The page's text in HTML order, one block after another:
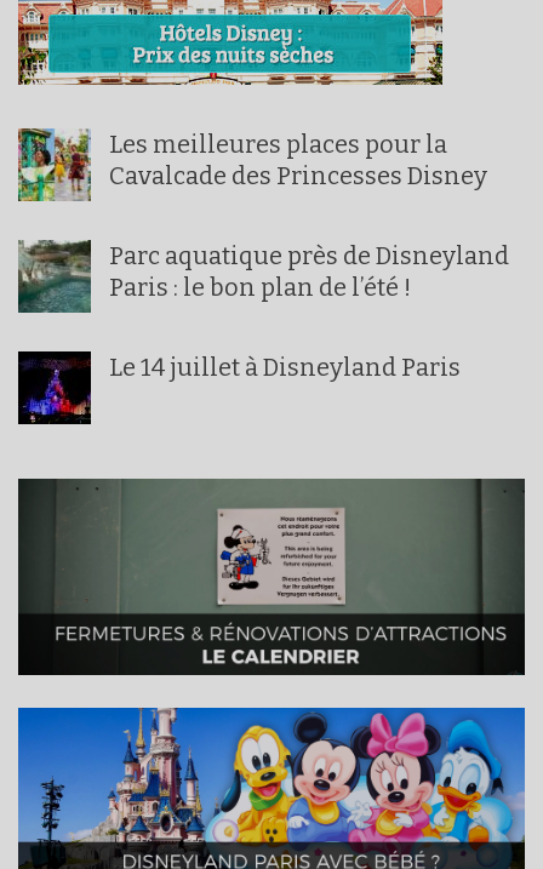
Les meilleures places pour la
Cavalcade des Princesses Disney
Parc aquatique près de Disneyland
Paris : le bon plan de l’été !
Le 14 juillet à Disneyland Paris